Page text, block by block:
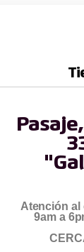
Atención al
9am a